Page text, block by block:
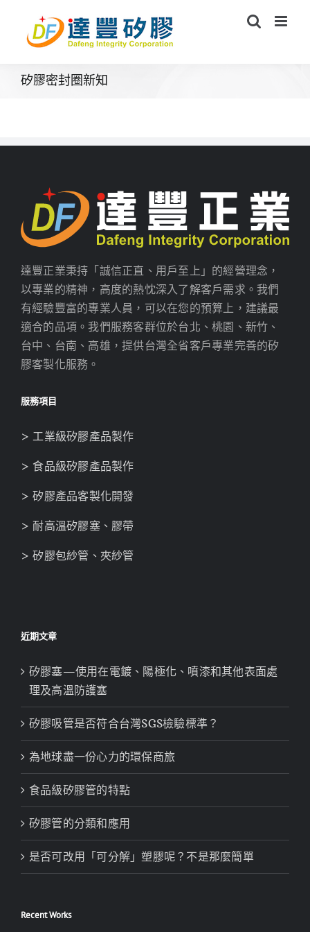
content
矽膠密封圈新知
達豐正業秉持「誠信正直、用戶至上」的經營理念，
以專業的精神，高度的熱忱深入了解客戶需求。我們
有經驗豐富的專業人員，可以在您的預算上，建議最
適合的品項。我們服務客群位於台北、桃園、新竹、
台中、台南、高雄，提供台灣全省客戶專業完善的矽
膠客製化服務。
服務項目
> 工業級矽膠產品製作
> 食品級矽膠產品製作
> 矽膠產品客製化開發
> 耐高溫矽膠塞、膠帶
> 矽膠包紗管、夾紗管
近期文章
矽膠塞—使用在電鍍、陽極化、噴漆和其他表面處
理及高溫防護塞
矽膠吸管是否符合台灣SGS檢驗標準？
為地球盡一份心力的環保商旅
食品級矽膠管的特點
矽膠管的分類和應用
是否可改用「可分解」塑膠呢？不是那麼簡單
Recent Works